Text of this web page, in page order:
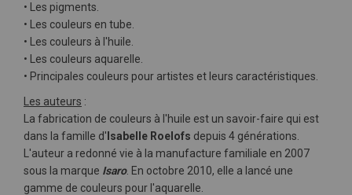
• Les pigments.
• Les couleurs en tube.
• Les couleurs à l'huile.
• Les couleurs aquarelle.
• Principales couleurs pour artistes et leurs caractéristiques.
Les auteurs :
La fabrication de couleurs à l'huile est un savoir-faire qui est
dans la famille d' Isabelle Roelofs depuis 4 générations.
L'auteur a redonné vie à la manufacture familiale en 2007
sous la marque Isaro. En octobre 2010, elle a lancé une
gamme de couleurs pour l'aquarelle.